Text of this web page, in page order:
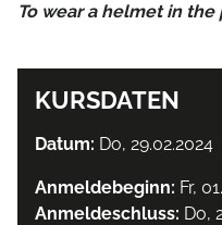
To wear a helmet in
KURSDATEN
Datum: Do, 29.02.2024
Anmeldebeginn: Fr,
Anmeldeschluss: Do,